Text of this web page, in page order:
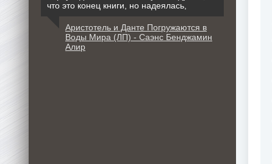
что это конец книги, но надеялась,
Аристотель и Данте Погружаются в
Воды Мира (ЛП) - Саэнс Бенджамин
Алир